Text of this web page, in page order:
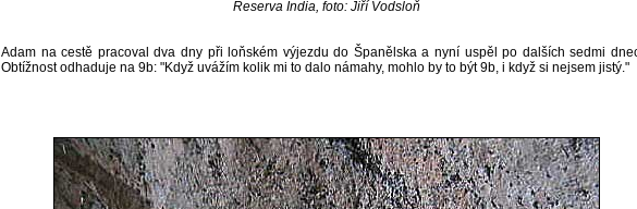
Reserva India, foto: Jiří Vodsloň
Adam na cestě pracoval dva dny při loňském výjezdu do Španělska a nyní uspěl po dalších sedmi
Obtížnost odhaduje na 9b: "Když uvážím kolik mi to dalo námahy, mohlo by to být 9b, i když si nejsem jistý."